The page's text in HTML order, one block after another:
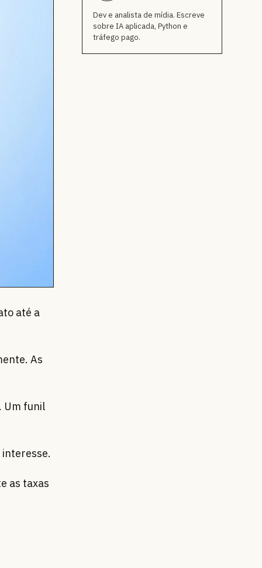
até a
As
Um funil
as taxas
Dev e analista de mídia. Escreve
sobre IA aplicada, Python e
tráfego pago.